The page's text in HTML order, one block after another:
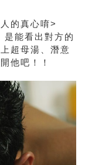
的真心唷>
能看出對方的
超母湯、潛意
他吧！！